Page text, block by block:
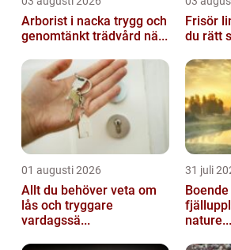
Arborist i nacka trygg och
genomtänkt trädvård nä...
Frisör
du rätt
01 augusti 2026
Allt du behöver veta om
lås och tryggare
vardagssä...
31 juli
nature...